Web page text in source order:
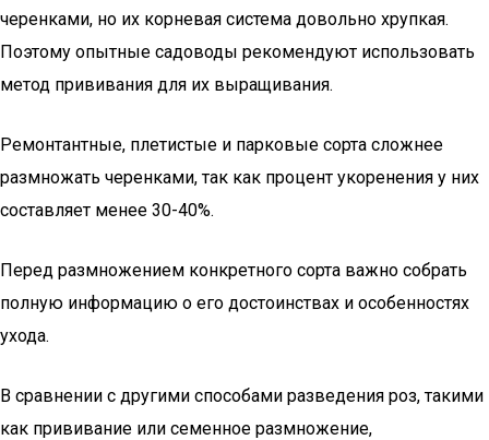
черенками, но их корневая система довольно хрупкая.
Поэтому опытные садоводы рекомендуют использовать
метод прививания для их выращивания.
Ремонтантные, плетистые и парковые сорта сложнее
размножать черенками, так как процент укоренения у них
составляет менее 30-40%.
Перед размножением конкретного сорта важно собрать
полную информацию о его достоинствах и особенностях
ухода.
В сравнении с другими способами разведения роз, такими
как прививание или семенное размножение,